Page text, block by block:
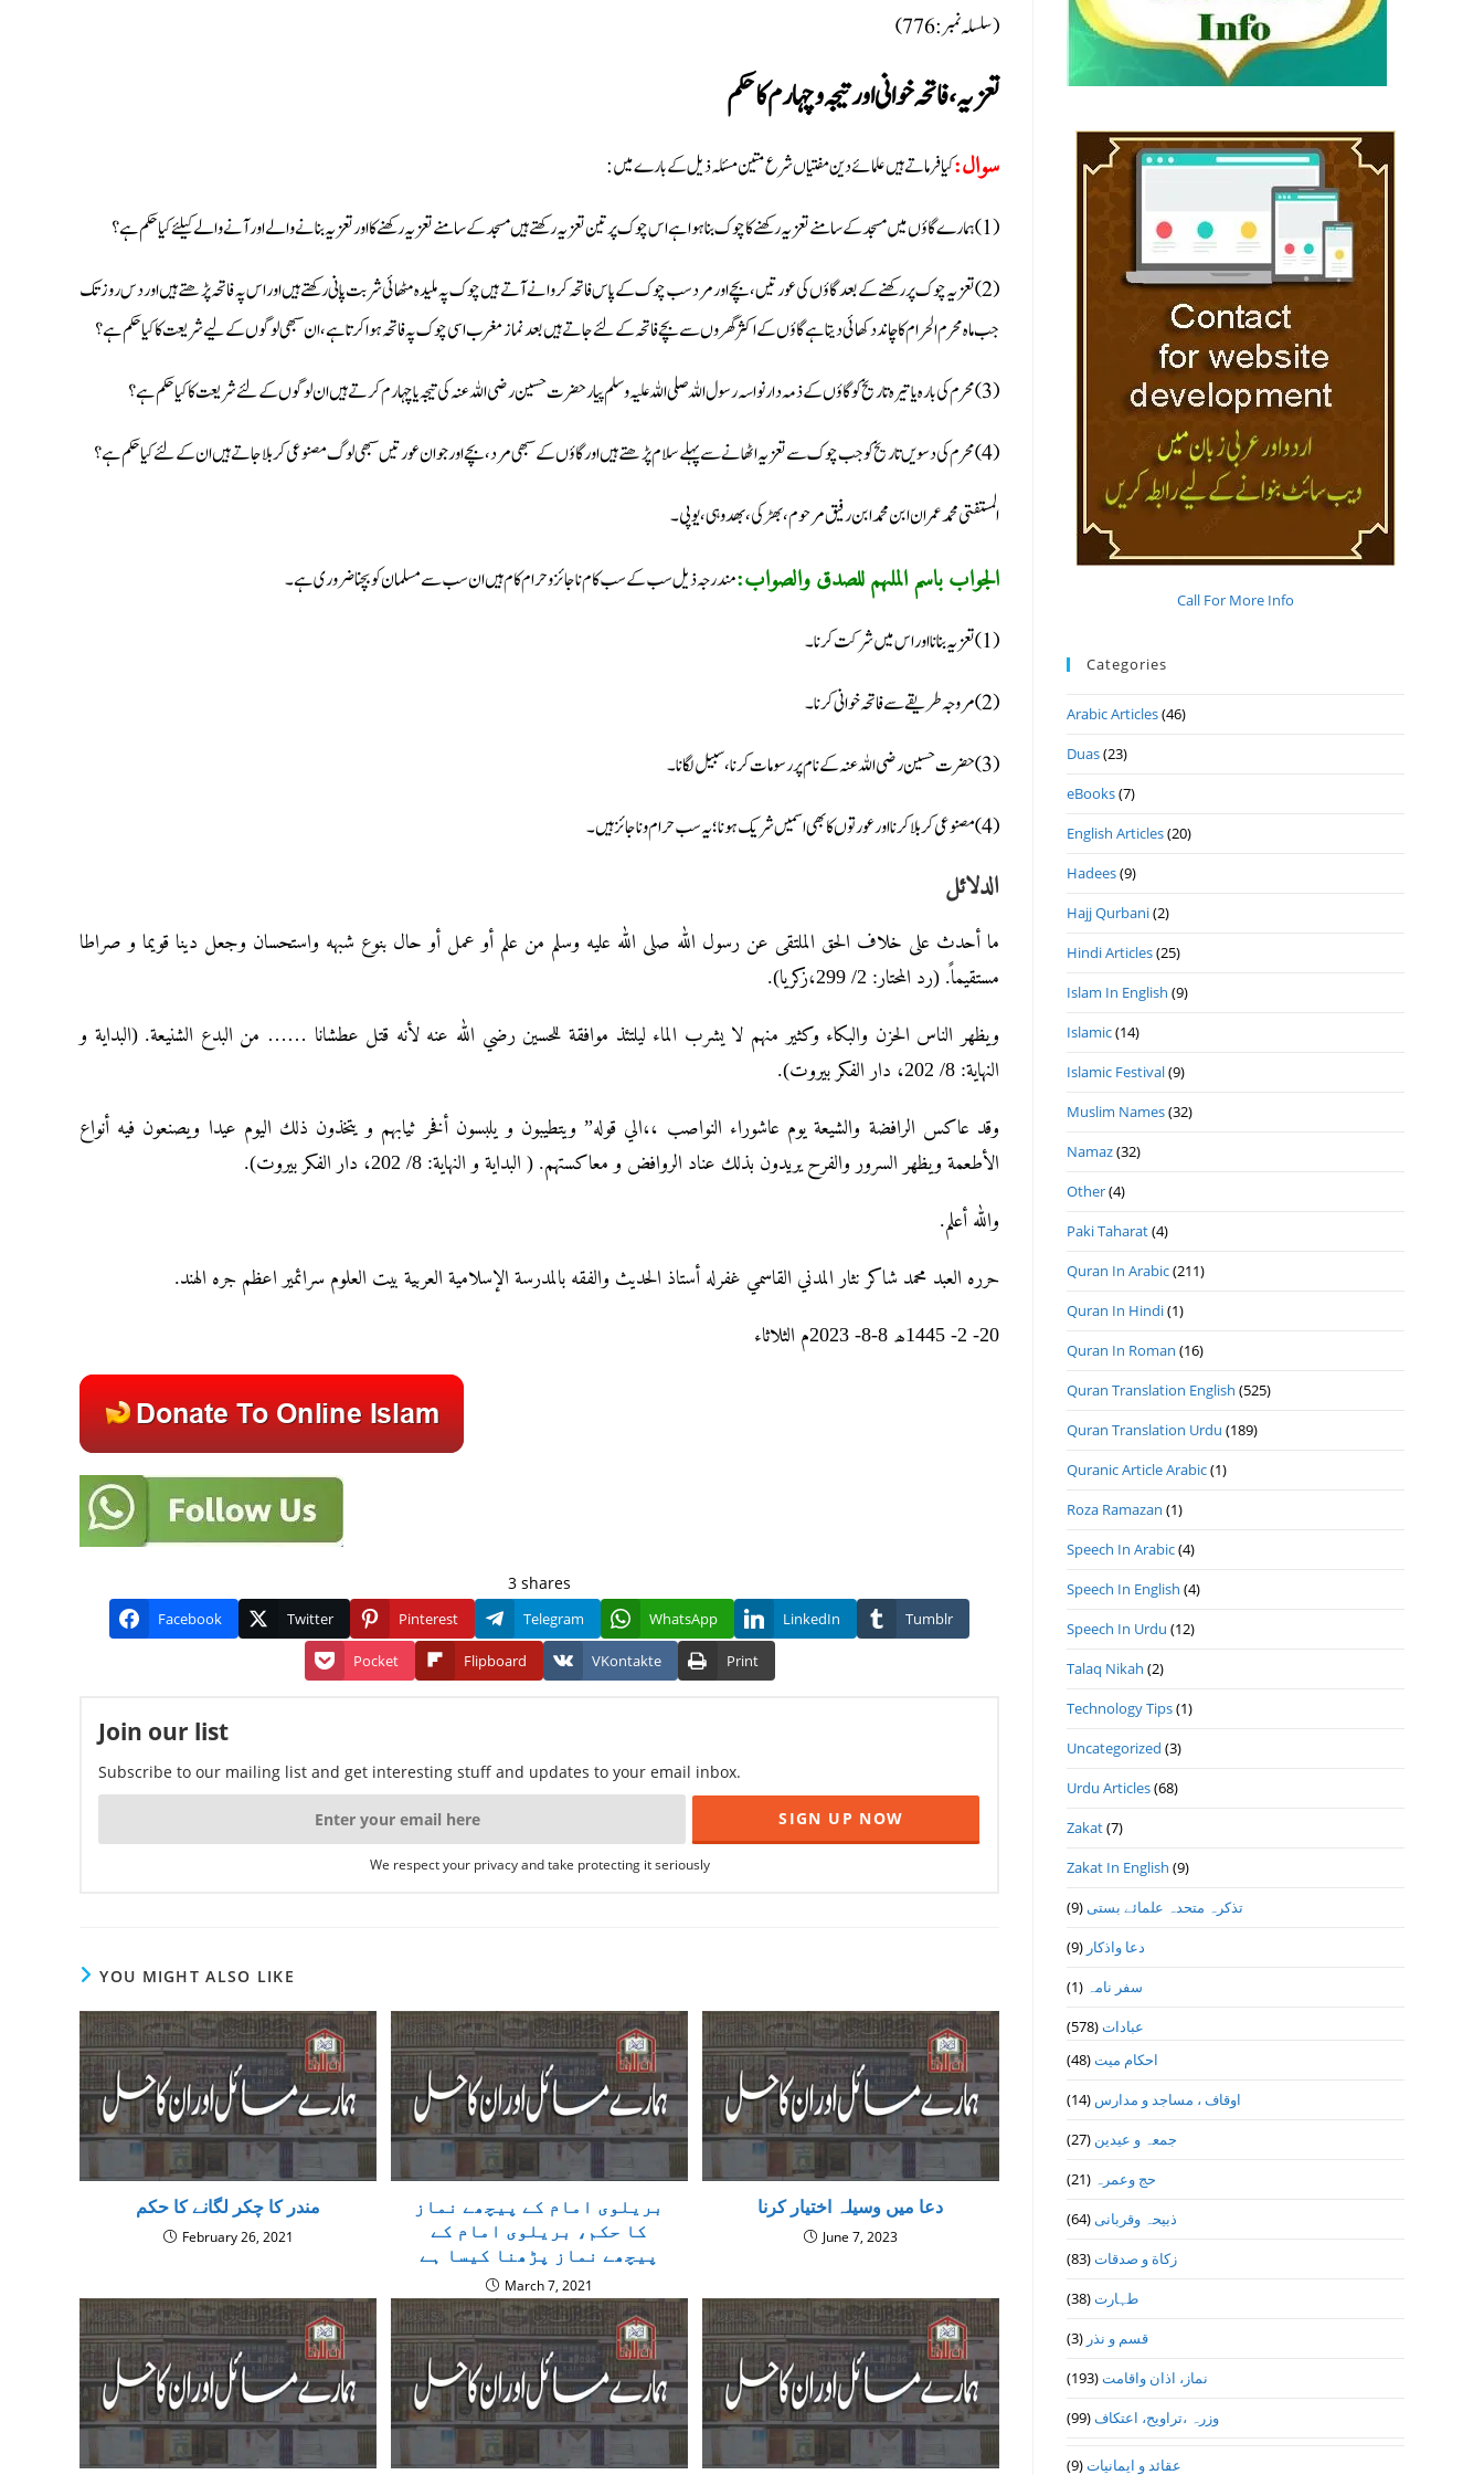
(سلسلہ نمبر: 776)
تعزیہ، فاتحہ خوانی اور تیجہ وچہارم کا حکم
سوال:کیا فرماتے ہیں علمائے دین مفتیاں شرع متین مسئلہ ذیل کے بارے میں:
(1) ہمارے گاؤں میں مسجد کے سامنے تعزیہ رکھنے کا چوک بنا ہوا ہے اس چوک پر تین تعزیہ رکھتے ہیں مسجد کے سامنے تعزیہ رکھنے کا اور تعزیہ بنانے والے اور آنے والے کیلئے کیا حکم ہے؟
(2) تعزیہ چوک پر رکھنے کے بعد گاؤں کی عورتیں، بچے اور مرد سب چوک کے پاس فاتحہ کروانے آتے ہیں چوک پہ ملیدہ مٹھائی شربت پانی رکھتے ہیں اور اس پہ فاتحہ پڑھتے ہیں اور دس روز تک
جب ماہ محرم الحرام کا چاند دکھائی دیتا ہے گاؤں کے اکثر گھروں سے بچے فاتحہ کے لئے جاتے ہیں بعد نماز مغرب اسی چوک پہ فاتحہ ہوا کرتا ہے، ان سبھی لوگوں کے لیے شریعت کا کیا حکم ہے؟
(3) محرم کی بارہ یا تیرہ تاریخ کو گاؤں کے ذمہ دار نواسہ رسول اللہ صلی اللہ علیہ وسلم پیار حضرت حسین رضی اللہ عنہ کی تیجہ یا چہارم کرتے ہیں ان لوگوں کے لئے شریعت کا کیا حکم ہے؟
(4) محرم کی دسویں تاریخ کو جب چوک سے تعزیہ اٹھانے سے پہلے سلام پڑھتے ہیں اور گاؤں کے سبھی مرد، بچے اور جوان عورتیں سبھی لوگ مصنوعی کربلا جاتے ہیں ان کے لئے کیا حکم ہے؟
المستفتی محمد عمران ابن محمد ابن رفیق مرحوم، بھڑکی، بھدوہی، یوپی۔
الجواب باسم الملہم للصدق والصواب:مندرجہ ذیل سب کے سب کام ناجائز وحرام کام ہیں ان سب سے مسلمان کو بچنا ضروری ہے۔
(1) تعزیہ بنانا اور اس میں شرکت کرنا۔
(2) مروجہ طریقے سے فاتحہ خوانی کرنا۔
(3) حضرت حسین رضی اللہ عنہ کے نام پر رسومات کرنا، سبیل لگانا۔
(4)مصنوعی کربلا کرنا اور عورتوں کا بھی اسمیں شریک ہونا؛ یہ سب حرام و ناجائز ہیں۔
الدلائل
ما أحدث على خلاف الحق الملتقى عن رسول الله صلى الله عليه وسلم من علم أو عمل أو حال بنوع شبهه واستحسان وجعل دينا قويما و صراطا
مستقيماً. (رد المحتار: 2/ 299،زكريا).
ويظهر الناس الحزن والبكاء وكثير منهم لا يشرب الماء ليلتئذ موافقة للحسين رضي الله عنه لأنه قتل عطشانا …… من البدع الشنيعة. (البداية و
النهاية: 8/ 202، دار الفكر بيروت).
وقد عاكس الرافضة والشيعة يوم عاشوراء النواصب ،،الي قوله” ويتطيبون و يلبسون أفخر ثيابهم و يتخذون ذلك اليوم عيدا ويصنعون فيه أنواع
الأطعمة ويظهر السرور والفرح يريدون بذلك عناد الروافض و معاكستهم. ( البداية و النهاية: 8/ 202، دار الفكر بيروت).
والله أعلم.
حرره العبد محمد شاکر نثار المدني القاسمي غفرله أستاذ الحديث والفقه بالمدرسة الإسلامية العربية بيت العلوم سرائمير اعظم جره الهند.
20- 2- 1445ھ 8-8- 2023م الثلاثاء
3 shares
Facebook Twitter Pinterest Telegram WhatsApp LinkedIn Tumblr
Pocket Flipboard VKontakte Print
Join our list
Subscribe to our mailing list and get interesting stuff and updates to your email inbox.
We respect your privacy and take protecting it seriously
YOU MIGHT ALSO LIKE
مندر کا چکر لگانے کا حکم
February 26, 2021
بریلوی امام کے پیچھے نماز
کا حکم، بریلوی امام کے
پیچھے نماز پڑھنا کیسا ہے
March 7, 2021
دعا میں وسیلہ اختیار کرنا
June 7, 2023
Call For More Info
Categories
Arabic Articles(46)
Duas(23)
eBooks(7)
English Articles(20)
Hadees(9)
Hajj Qurbani(2)
Hindi Articles(25)
Islam In English (9)
Islamic(14)
Islamic Festival(9)
Muslim Names(32)
Namaz(32)
Other(4)
Paki Taharat(4)
Quran In Arabic(211)
Quran In Hindi(1)
Quran In Roman (16)
Quran Translation English (525)
Quran Translation Urdu (189)
Quranic Article Arabic(1)
Roza Ramazan (1)
Speech In Arabic(4)
Speech In English (4)
Speech In Urdu (12)
Talaq Nikah (2)
Technology Tips(1)
Uncategorized (3)
Urdu Articles(68)
Zakat(7)
Zakat In English (9)
تذكرہ متحدہ علمائے بستى(9)
دعا واذكار (9)
سفر نامہ (1)
عبادات(578)
احکام میت(48)
اوقاف ، مساجد و مدارس (14)
جمعہ و عیدین (27)
حج وعمرہ (21)
ذبیحہ وقربانی(64)
زکاة و صدقات(83)
طہارت(38)
قسم و نذر (3)
نماز، اذان واقامت(193)
وزرہ ،تراويح، اعتكاف(99)
عقائد و ایمانیات(9)